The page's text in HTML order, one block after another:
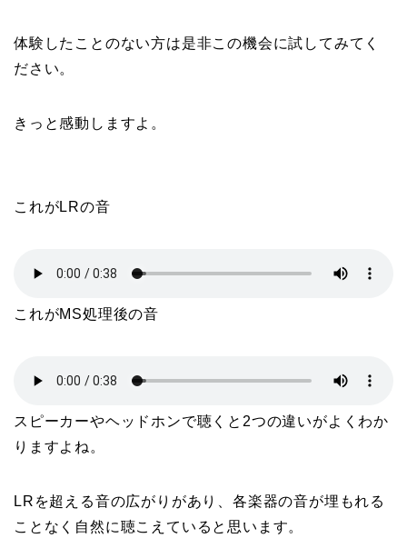
体験したことのない方は是非この機会に試してみてく
ださい。
きっと感動しますよ。
これがLRの音
これがMS処理後の音
スピーカーやヘッドホンで聴くと2つの違いがよくわか
りますよね。
LRを超える音の広がりがあり、各楽器の音が埋もれる
ことなく自然に聴こえていると思います。